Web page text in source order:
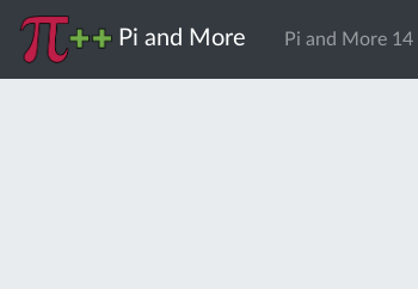
Pi and More Pi and More 14